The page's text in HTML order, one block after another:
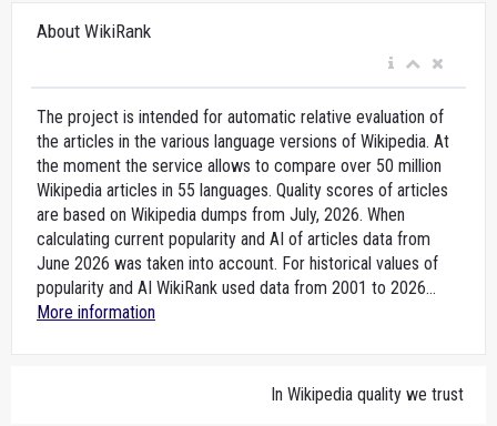
About WikiRank
The project is intended for automatic relative evaluation of
the articles in the various language versions of Wikipedia. At
the moment the service allows to compare over 50 million
Wikipedia articles in 55 languages. Quality scores of articles
are based on Wikipedia dumps from July, 2026. When
calculating current popularity and AI of articles data from
June 2026 was taken into account. For historical values of
popularity and AI WikiRank used data from 2001 to 2026...
More information
In Wikipedia quality we trust